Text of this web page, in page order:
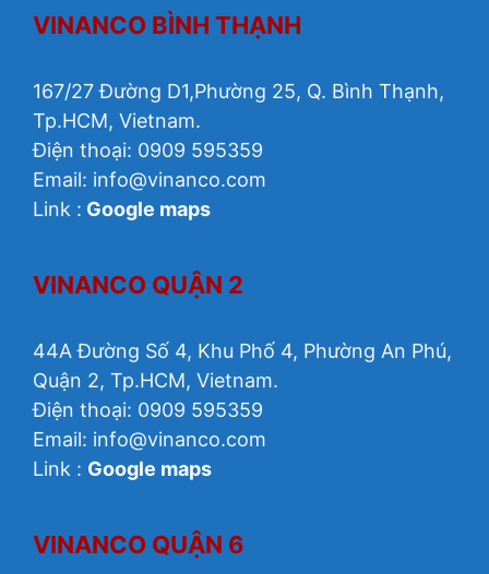
VINANCO BÌNH THẠNH
167/27 Đường D1,Phường 25, Q. Bình Thạnh,
Tp.HCM, Vietnam.
Điện thoại: 0909 595359
Email: info@vinanco.com
Link : Google maps
VINANCO QUẬN 2
44A Đường Số 4, Khu Phố 4, Phường An Phú,
Quận 2, Tp.HCM, Vietnam.
Điện thoại: 0909 595359
Email: info@vinanco.com
Link : Google maps
VINANCO QUẬN 6